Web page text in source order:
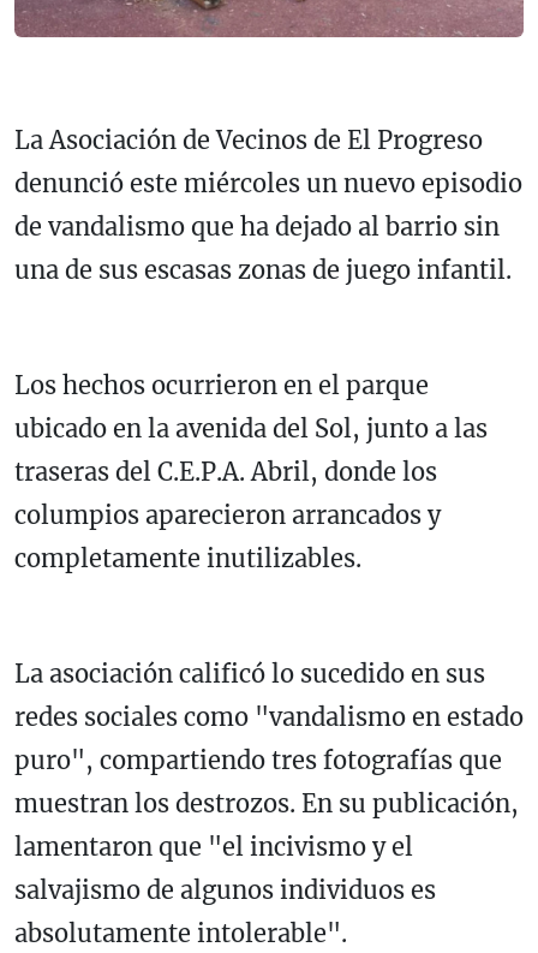
La Asociación de Vecinos de El Progreso
denunció este miércoles un nuevo episodio
de vandalismo que ha dejado al barrio sin
una de sus escasas zonas de juego infantil.
Los hechos ocurrieron en el parque
ubicado en la avenida del Sol, junto a las
traseras del C.E.P.A. Abril, donde los
columpios aparecieron arrancados y
completamente inutilizables.
La asociación calificó lo sucedido en sus
redes sociales como "vandalismo en estado
puro", compartiendo tres fotografías que
muestran los destrozos. En su publicación,
lamentaron que "el incivismo y el
salvajismo de algunos individuos es
absolutamente intolerable".